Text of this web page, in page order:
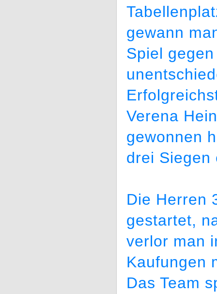
gewann
Spiel
Verena
gewonnen
drei Siegen
Die Herren
gestartet,
verlor man
Kaufungen
Das Team